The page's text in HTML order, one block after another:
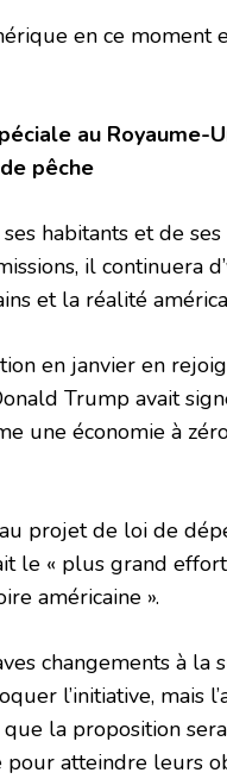
en ce moment
au Royaume-
pêche
habitants et de
il continuera
et la réalité
en janvier en
Trump avait
une économie à
projet de loi de
le « plus grand
américaine ».
changements à la
l’initiative, mais
la proposition
pour atteindre leurs